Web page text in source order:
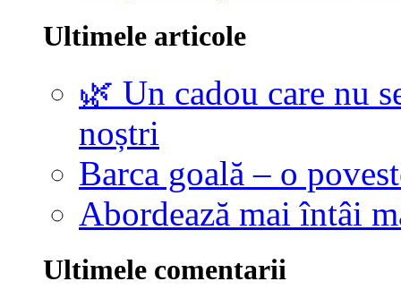
Ultimele articole
🌿 Un cadou care nu
noștri
Barca goală – o
Abordează mai întâi
Ultimele comentarii